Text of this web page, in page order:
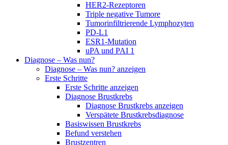
HER2-Rezeptoren
Triple negative Tumore
Tumorinfiltrierende Lymphozyten
PD-L1
ESR1-Mutation
uPA und PAI 1
Diagnose – Was nun?
Diagnose – Was nun? anzeigen
Erste Schritte
Erste Schritte anzeigen
Diagnose Brustkrebs
Diagnose Brustkrebs anzeigen
Verspätete Brustkrebsdiagnose
Basiswissen Brustkrebs
Befund verstehen
Brustzentren